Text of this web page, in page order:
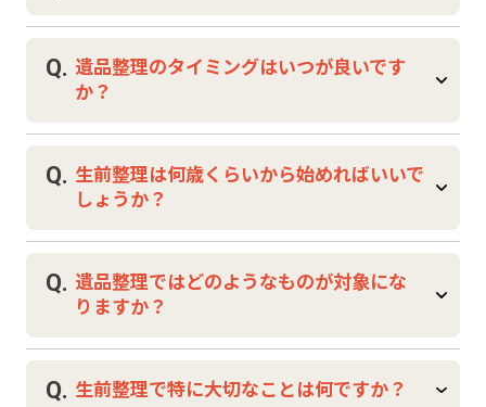
A.
整理する作業、生前整理はご自身が元気なう
ちに物や財産を整理しておく作業です。
レアアイテムスタジオでは、どちらの場合も
お客様の状況に合わせた丁寧なサポートを行
っています。
Q. 遺品整理のタイミングはいつが良いです
か？
A.
すが、ご家族のお気持ちが落ち着いた時期に
進めるのが理想です。
レアアイテムスタジオでは急ぎの対応からゆ
とりを持ったご依頼まで柔軟に対応可能で
す。
Q. 生前整理は何歳くらいから始めればいいで
しょうか？
A.
める方が増えています。
少しずつ取り組むことでご自身の負担も減ら
せます。
Q. 遺品整理ではどのようなものが対象にな
りますか？
A.
ンなど幅広く対象です。
Q. 生前整理で特に大切なことは何ですか？